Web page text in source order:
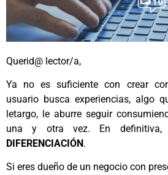
Querid@ lector/a,
Ya no es suficiente con crear
usuario busca experiencias, algo
letargo, le aburre seguir
una y otra vez. En
DIFERENCIACIÓN.
Si eres dueño de un negocio con